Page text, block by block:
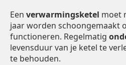
Een verwarmingsketel moet
jaar worden schoongemaakt
functioneren. Regelmatig
levensduur van je ketel te
te behouden.